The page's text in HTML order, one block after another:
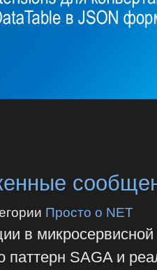
Просто о NET
в микросервисной
SAGA и